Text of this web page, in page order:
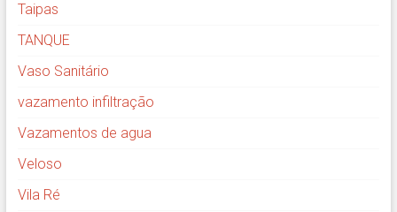
Taipas
TANQUE
Vaso Sanitário
vazamento infiltração
Vazamentos de agua
Veloso
Vila Ré